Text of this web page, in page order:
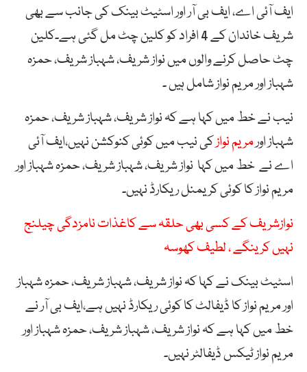
ایف آئی اے، ایف بی آر اور اسٹیٹ بینک کی جانب سے بھی
شریف خاندان کے 4 افراد کو کلین چٹ مل گئی ہے۔کلین
چٹ حاصل کرنے والوں میں نواز شریف، شہباز شریف، حمزہ
شہباز اور مریم نواز شامل ہیں ۔
نیب نے خط میں کہا ہے کہ نواز شریف، شہباز شریف، حمزہ
شہباز اورمریم نوازکی نیب میں کوئی کنوکشن نہیں،ایف آئی
اے نے خط میں کہا نواز شریف، شہباز شریف، حمزہ شہباز اور
مریم نواز کا کوئی کریمنل ریکارڈ نہیں۔
نوازشریف کے کسی بھی حلقہ سے کاغذات نامزدگی چیلنج
نہیں کرینگے ، لطیف کھوسہ
اسٹیٹ بینک نے کہا کہ نواز شریف، شہباز شریف، حمزہ شہباز
اور مریم نواز کا ڈیفالٹ کا کوئی ریکارڈ نہیں ہے،ایف بی آر نے
خط میں کہا ہے کہ نواز شریف، شہباز شریف، حمزہ شہباز اور
مریم نواز ٹیکس ڈیفالٹر نہیں۔